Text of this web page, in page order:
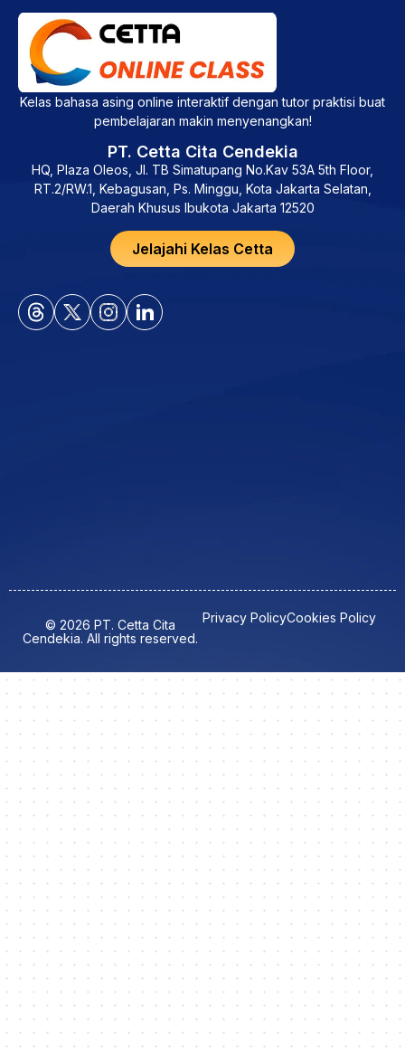
Kelas bahasa asing online interaktif dengan tutor praktisi buat
pembelajaran makin menyenangkan!
PT. Cetta Cita Cendekia
HQ, Plaza Oleos, Jl. TB Simatupang No.Kav 53A 5th Floor,
RT.2/RW.1, Kebagusan, Ps. Minggu, Kota Jakarta Selatan,
Daerah Khusus Ibukota Jakarta 12520
Jelajahi Kelas Cetta
© 2026 PT. Cetta Cita
Cendekia. All rights reserved.
Privacy PolicyCookies Policy